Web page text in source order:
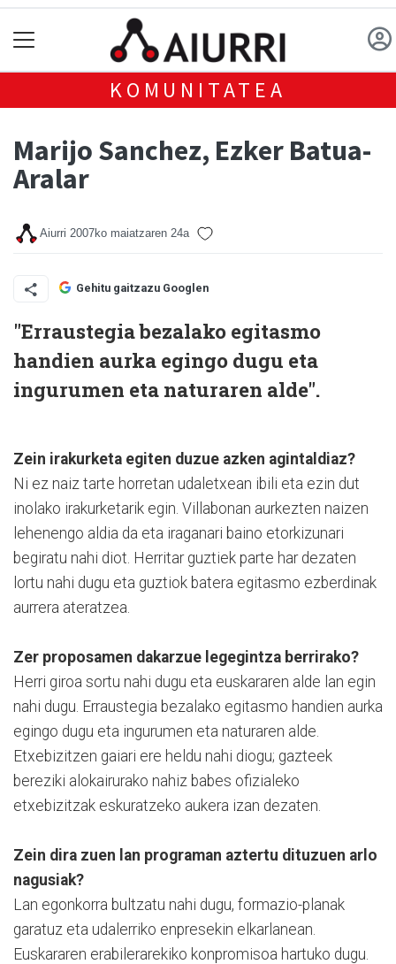
KOMUNITATEA
Marijo Sanchez, Ezker Batua-
Aralar
Aiurri 2007ko maiatzaren 24a
Gehitu gaitzazu Googlen
"Erraustegia bezalako egitasmo
handien aurka egingo dugu eta
ingurumen eta naturaren alde".
Zein irakurketa egiten duzue azken agintaldiaz?
Ni ez naiz tarte horretan udaletxean ibili eta ezin dut
inolako irakurketarik egin. Villabonan aurkezten naizen
lehenengo aldia da eta iraganari baino etorkizunari
begiratu nahi diot. Herritar guztiek parte har dezaten
lortu nahi dugu eta guztiok batera egitasmo ezberdinak
aurrera ateratzea.
Zer proposamen dakarzue legegintza berrirako?
Herri giroa sortu nahi dugu eta euskararen alde lan egin
nahi dugu. Erraustegia bezalako egitasmo handien aurka
egingo dugu eta ingurumen eta naturaren alde.
Etxebizitzen gaiari ere heldu nahi diogu; gazteek
bereziki alokairurako nahiz babes ofizialeko
etxebizitzak eskuratzeko aukera izan dezaten.
Zein dira zuen lan programan aztertu dituzuen arlo
nagusiak?
Lan egonkorra bultzatu nahi dugu, formazio-planak
garatuz eta udalerriko enpresekin elkarlanean.
Euskararen erabilerarekiko konpromisoa hartuko dugu.